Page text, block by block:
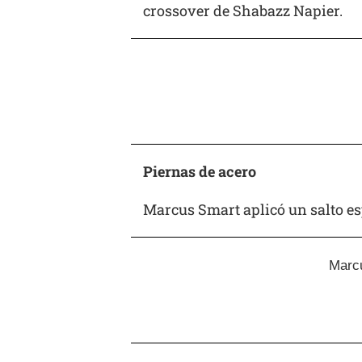
crossover de Shabazz Napier.
Piernas de acero
Marcus Smart aplicó un salto